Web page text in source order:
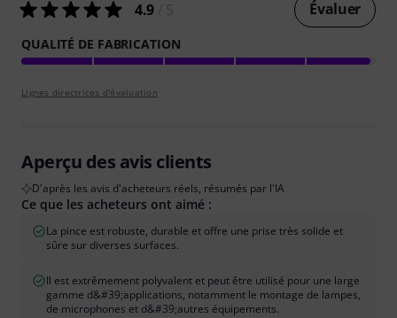
4.9 Évaluer
QUALITÉ DE FABRICATION
Lignes directrices d'évaluation
Aperçu des avis clients
D'après les avis d'acheteurs réels, résumés par l'IA
Ce que les acheteurs ont aimé :
La pince est robuste, durable et offre une prise très solide et
sûre sur diverses surfaces.
Il est extrêmement polyvalent et peut être utilisé pour une large
gamme d&#39;applications, notamment le montage de lampes,
de microphones et d&#39;autres équipements.